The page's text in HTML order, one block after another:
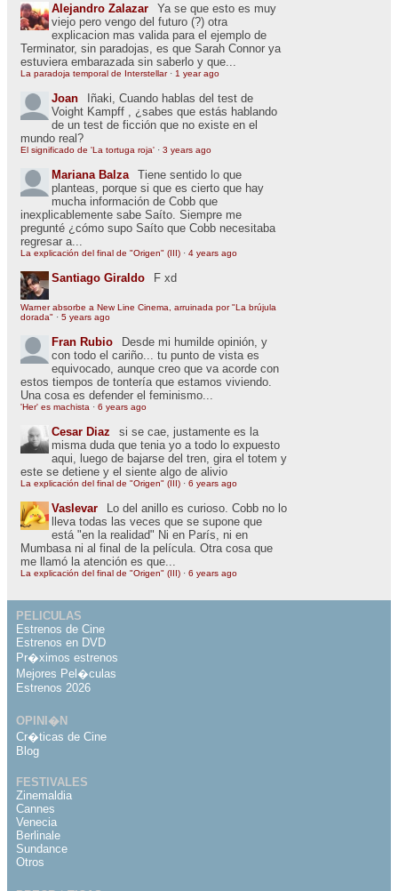
Alejandro Zalazar
Ya se que esto es muy
viejo pero vengo del futuro (?) otra
explicacion mas valida para el ejemplo de
Terminator, sin paradojas, es que Sarah Connor ya
estuviera embarazada sin saberlo y que...
La paradoja temporal de Interstellar· 1 year ago
Joan
Iñaki, Cuando hablas del test de
Voight Kampff , ¿sabes que estás hablando
de un test de ficción que no existe en el
mundo real?
El significado de 'La tortuga roja' · 3 years ago
Mariana Balza
Tiene sentido lo que
planteas, porque si que es cierto que hay
mucha información de Cobb que
inexplicablemente sabe Saíto. Siempre me
pregunté ¿cómo supo Saíto que Cobb necesitaba
regresar a...
La explicación del final de "Origen" (III) · 4 years ago
Santiago Giraldo F xd
Warner absorbe a New Line Cinema, arruinada por "La brújula
dorada" · 5 years ago
Fran Rubio
Desde mi humilde opinión, y
con todo el cariño... tu punto de vista es
equivocado, aunque creo que va acorde con
estos tiempos de tontería que estamos viviendo.
Una cosa es defender el feminismo...
'Her' es machista · 6 years ago
Cesar Diaz
si se cae, justamente es la
misma duda que tenia yo a todo lo expuesto
aqui, luego de bajarse del tren, gira el totem y
este se detiene y el siente algo de alivio
La explicación del final de "Origen" (III) · 6 years ago
Vaslevar
Lo del anillo es curioso. Cobb no lo
lleva todas las veces que se supone que
está "en la realidad" Ni en París, ni en
Mumbasa ni al final de la película. Otra cosa que
me llamó la atención es que...
La explicación del final de "Origen" (III) · 6 years ago
PELICULAS
Estrenos de Cine
Estrenos en DVD
Pr�ximos estrenos
Mejores Pel�culas
Estrenos 2026
OPINI�N
Cr�ticas de Cine
Blog
FESTIVALES
Zinemaldia
Cannes
Venecia
Berlinale
Sundance
Otros